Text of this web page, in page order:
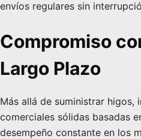
envíos regulares sin
Compromiso
Largo Plazo
Más allá de suministrar higos,
comerciales sólidas basadas
desempeño constante en los